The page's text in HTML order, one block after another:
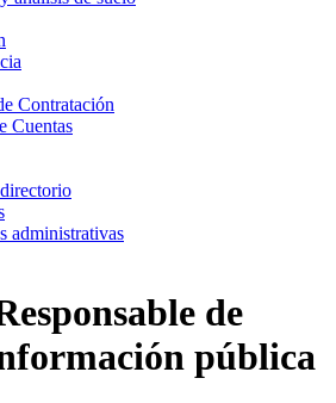
Contratación
Cuentas
administrativas
de
pública